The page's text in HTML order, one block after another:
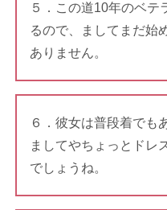
５．この道10年のベテ
るので、ましてまだ始
ありません。
６．彼女は普段着でも
ましてやちょっとドレ
でしょうね。